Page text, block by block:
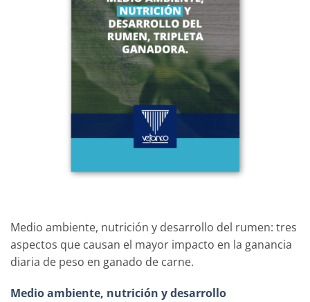
Medio ambiente, nutrición y desarrollo del rumen: tres
aspectos que causan el mayor impacto en la ganancia
diaria de peso en ganado de carne.
Medio ambiente, nutrición y desarrollo